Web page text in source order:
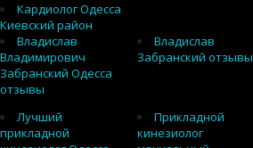
Кардиолог Одесса
Киевский район
Владислав
Владимирович
Забранский Одесса
отзывы
Владислав
Забранский отзывы
Лучший
прикладной
Прикладной
кинезиолог